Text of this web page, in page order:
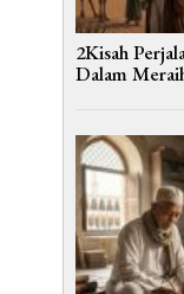
2Kisah
Dalam